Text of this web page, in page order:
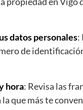
datos personales:
de
hora: Revisa las
que más te